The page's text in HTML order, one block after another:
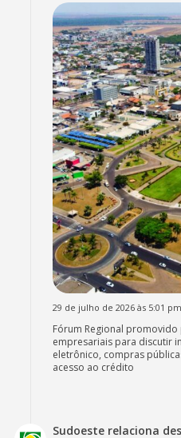
29 de julho de 2026 às 5:01 pm
Fórum Regional
empresariais para discutir
eletrônico, compras
acesso ao crédito
Sudoeste relaciona